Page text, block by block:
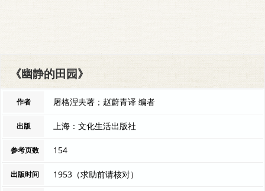
《幽静的田园》
作者 屠格湼夫著；赵蔚青译 编者
出版 上海：文化生活出版社
参考页数 154
出版时间 1953（求助前请核对）